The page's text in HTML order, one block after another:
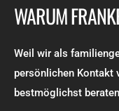
WARUM
Weil wir als
persönlichen Kontakt
bestmöglichst